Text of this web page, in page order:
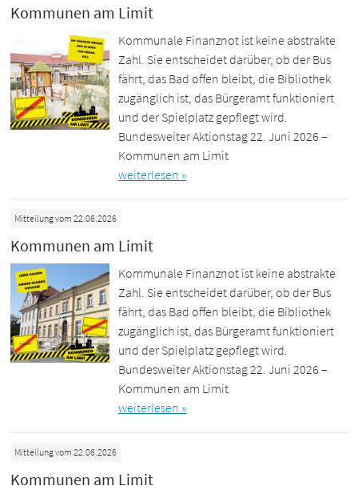
Kommunen am Limit
Kommunale Finanznot ist keine abstrakte
Zahl. Sie entscheidet darüber, ob der Bus
fährt, das Bad offen bleibt, die Bibliothek
zugänglich ist, das Bürgeramt funktioniert
und der Spielplatz gepflegt wird.
Bundesweiter Aktionstag 22. Juni 2026 –
Kommunen am Limit
weiterlesen »
Mitteilung vom 22.06.2026
Kommunen am Limit
Kommunale Finanznot ist keine abstrakte
Zahl. Sie entscheidet darüber, ob der Bus
fährt, das Bad offen bleibt, die Bibliothek
zugänglich ist, das Bürgeramt funktioniert
und der Spielplatz gepflegt wird.
Bundesweiter Aktionstag 22. Juni 2026 –
Kommunen am Limit
weiterlesen »
Mitteilung vom 22.06.2026
Kommunen am Limit